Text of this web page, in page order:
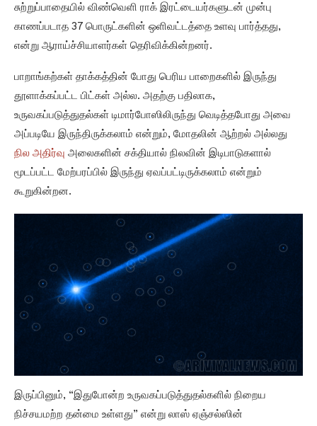
சுற்றுப்பாதையில் விண்வெளி ராக் இரட்டையர்களுடன் முன்பு
காணப்படாத 37 பொருட்களின் ஒளிவட்டத்தை உளவு பார்த்தது,
என்று ஆராய்ச்சியாளர்கள் தெரிவிக்கின்றனர்.
பாறாங்கற்கள் தாக்கத்தின் போது பெரிய பாறைகளில் இருந்து
தூளாக்கப்பட்ட பிட்கள் அல்ல. அதற்கு பதிலாக,
உருவகப்படுத்துதல்கள் டிமார்போஸிலிருந்து வெடித்தபோது அவை
அப்படியே இருந்திருக்கலாம் என்றும், மோதலின் ஆற்றல் அல்லது
நில அதிர்வு அலைகளின் சக்தியால் நிலவின் இடிபாடுகளால்
மூடப்பட்ட மேற்பரப்பில் இருந்து ஏவப்பட்டிருக்கலாம் என்றும்
கூறுகின்றன.
இருப்பினும், “இதுபோன்ற உருவகப்படுத்துதல்களில் நிறைய
நிச்சயமற்ற தன்மை உள்ளது” என்று லாஸ் ஏஞ்சல்ஸின்